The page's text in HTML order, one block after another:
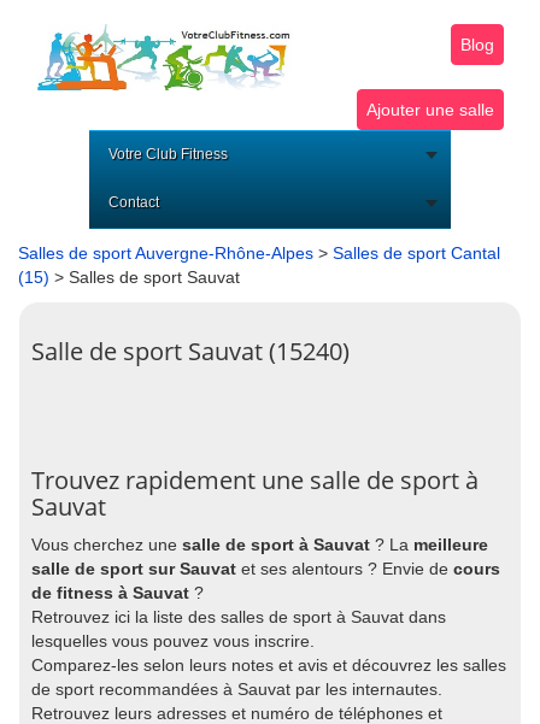
Blog
Ajouter une salle
Votre Club Fitness
Contact
Salles de sport Auvergne-Rhône-Alpes > Salles de sport Cantal
(15) > Salles de sport Sauvat
Salle de sport Sauvat (15240)
Trouvez rapidement une salle de sport à
Sauvat
Vous cherchez une salle de sport à Sauvat ? La meilleure
salle de sport sur Sauvat et ses alentours ? Envie de cours
de fitness à Sauvat ?
Retrouvez ici la liste des salles de sport à Sauvat dans
lesquelles vous pouvez vous inscrire.
Comparez-les selon leurs notes et avis et découvrez les salles
de sport recommandées à Sauvat par les internautes.
Retrouvez leurs adresses et numéro de téléphones et